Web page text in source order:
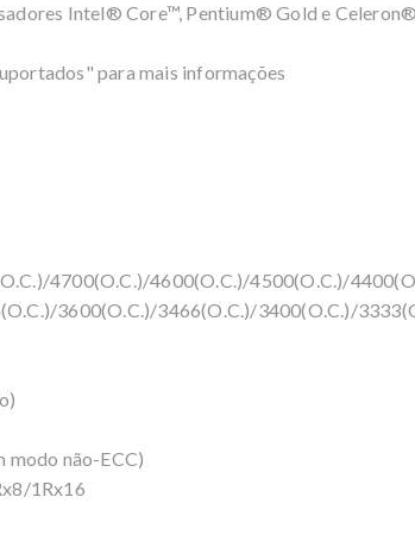
Intel® Core™, Pentium® Gold e Celeron®
para mais informações
4700(O.C.)/4600(O.C.)/4500(O.C.)/
3600(O.C.)/3466(O.C.)/3400(O.C.)/
não-ECC)
1Rx16